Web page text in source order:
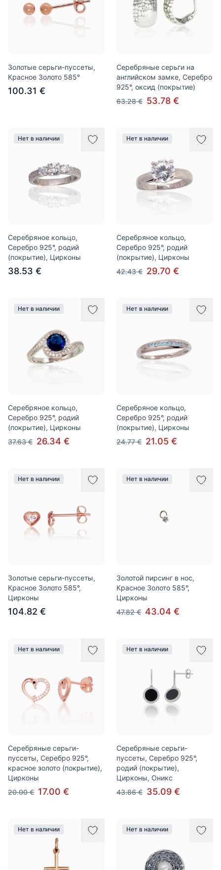
Золотые серьги-пуссеты,
Красное Золото 585°
100.31 €
Серебряные серьги на
английском замке, Серебро
925°, оксид (покрытие)
63.28 € 53.78 €
Нет в наличии
Серебряное кольцо,
Серебро 925°, родий
(покрытие), Цирконы
38.53 €
Нет в наличии
Серебряное кольцо,
Серебро 925°, родий
(покрытие), Цирконы
42.43 € 29.70 €
Нет в наличии
Серебряное кольцо,
Серебро 925°, родий
(покрытие), Цирконы
37.63 € 26.34 €
Нет в наличии
Серебряное кольцо,
Серебро 925°, родий
(покрытие), Цирконы
24.77 € 21.05 €
Нет в наличии
Золотые серьги-пуссеты,
Красное Золото 585°,
Цирконы
104.82 €
Нет в наличии
Золотой пирсинг в нос,
Красное Золото 585°,
Цирконы
47.82 € 43.04 €
Нет в наличии
Серебряные серьги-
пуссеты, Серебро 925°,
красное золото (покрытие),
Цирконы
20.00 € 17.00 €
Нет в наличии
Серебряные серьги-
пуссеты, Серебро 925°,
родий (покрытие),
Цирконы, Оникс
43.86 € 35.09 €
Нет в наличии Нет в наличии